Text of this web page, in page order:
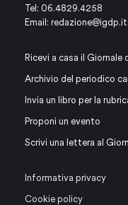
Tel: 06.4829.4258
Email: redazione@igdp.it
Ricevi a casa il Giornale
Archivio del periodico
Invia un libro per la
Proponi un evento
Scrivi una lettera al
Informativa privacy
Cookie policy